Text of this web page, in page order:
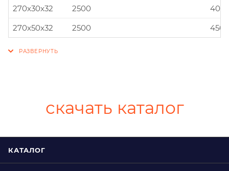
270x30x32
2500
270x50x32
2500
скачать каталог
КАТАЛОГ